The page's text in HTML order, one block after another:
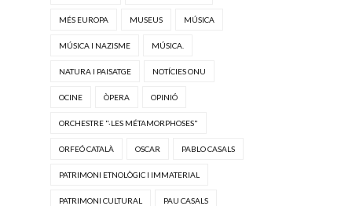
MÉS EUROPA MUSEUS MÚSICA
MÚSICA I NAZISME MÚSICA.
NATURA I PAISATGE NOTÍCIES ONU
OCINE ÒPERA OPINIÓ
ORCHESTRE "·LES MÉTAMORPHOSES"
ORFEÓ CATALÀ OSCAR PABLO CASALS
PATRIMONI ETNOLÒGIC I IMMATERIAL
PATRIMONI CULTURAL PAU CASALS